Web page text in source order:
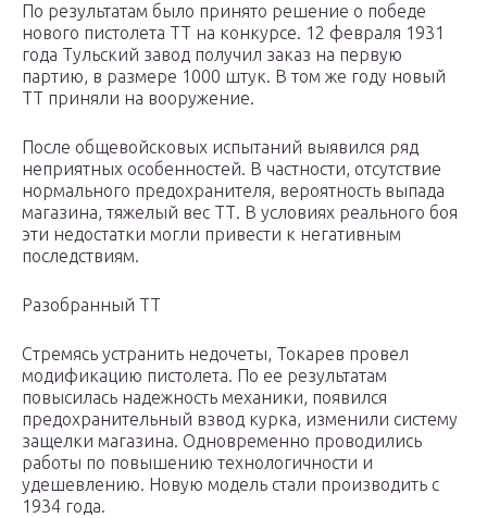
По результатам было принято решение о победе
нового пистолета ТТ на конкурсе. 12 февраля 1931
года Тульский завод получил заказ на первую
партию, в размере 1000 штук. В том же году новый
ТТ приняли на вооружение.
После общевойсковых испытаний выявился ряд
неприятных особенностей. В частности, отсутствие
нормального предохранителя, вероятность выпада
магазина, тяжелый вес ТТ. В условиях реального боя
эти недостатки могли привести к негативным
последствиям.
Разобранный ТТ
Стремясь устранить недочеты, Токарев провел
модификацию пистолета. По ее результатам
повысилась надежность механики, появился
предохранительный взвод курка, изменили систему
защелки магазина. Одновременно проводились
работы по повышению технологичности и
удешевлению. Новую модель стали производить с
1934 года.